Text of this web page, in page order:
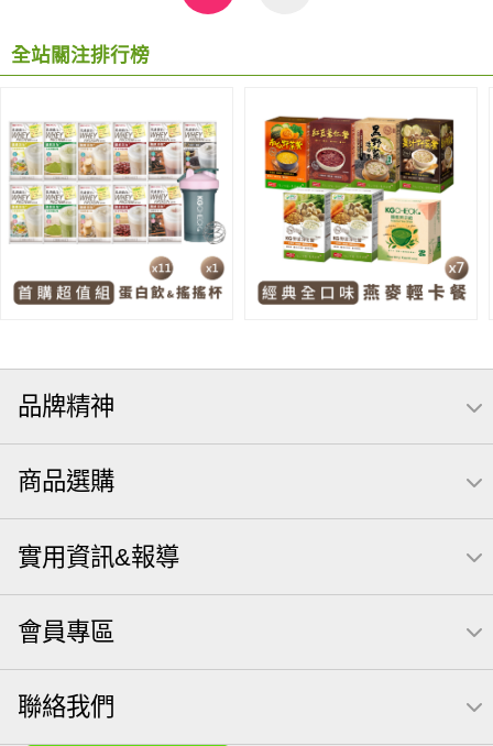
全站關注排行榜
品牌精神
商品選購
實用資訊&報導
會員專區
聯絡我們